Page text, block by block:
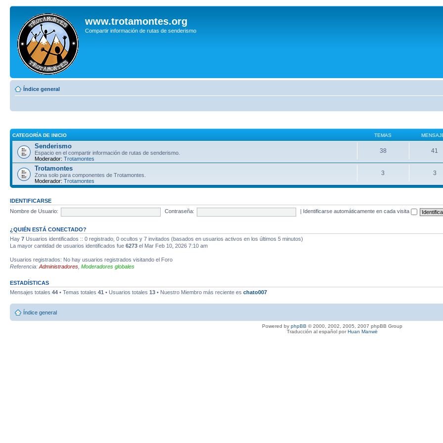
www.trotamontes.org
Compartir información de rutas de senderismo
Índice general
CATEGORÍA DE INICIO TEMAS
Senderismo
Espacio en el compartir información de rutas de senderismo.
Moderador: Trotamontes
38 41
Trotamontes
Zona solo para componentes de Trotamontes.
Moderador: Trotamontes
3 3
IDENTIFICARSE
Nombre de Usuario:
Contraseña: Identificarse automáticamente en cada visita
¿QUIÉN ESTÁ CONECTADO?
Hay 7 Usuarios identificados :: 0 registrado, 0 ocultos y 7 invitados (basados en usuarios activos en los últimos 5 minutos)
La mayor cantidad de usuarios identificados fue 6273 el Mar Feb 10, 2026 7:10 am
Usuarios registrados: No hay usuarios registrados visitando el Foro
Referencia: Administradores Moderadores globales
ESTADÍSTICAS
Mensajes totales 44 • Temas totales 41 • Usuarios totales 13 • Nuestro Miembro más reciente es chato007
Índice general
Powered by phpBB © 2000, 2002, 2005, 2007 phpBB Group
Traducción al español porHuan Manwë